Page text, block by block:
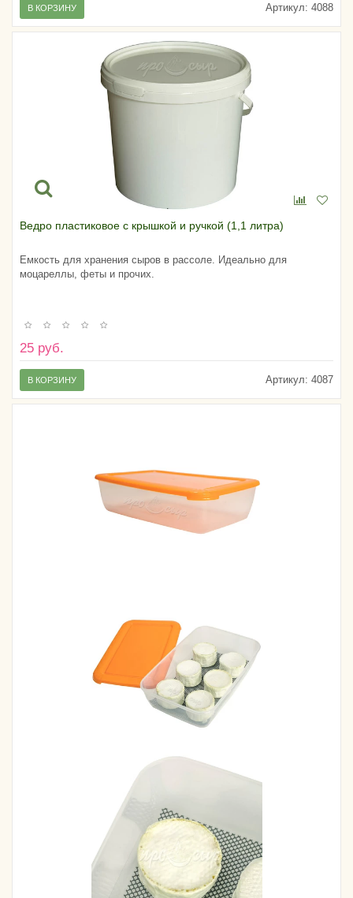
Артикул: 4088
В КОРЗИНУ
Ведро пластиковое с крышкой и ручкой (1,1 литра)
Емкость для хранения сыров в рассоле. Идеально для
моцареллы, феты и прочих.
25 руб.
Артикул: 4087
В КОРЗИНУ